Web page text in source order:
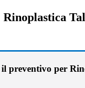
Rinoplastica
preventivo per